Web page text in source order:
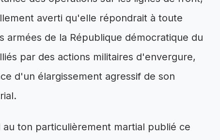
averti qu'elle répondrait à toute
armées de la République démocratique du
par des actions militaires d'envergure,
d'un élargissement agressif de son
au ton particulièrement martial publié ce